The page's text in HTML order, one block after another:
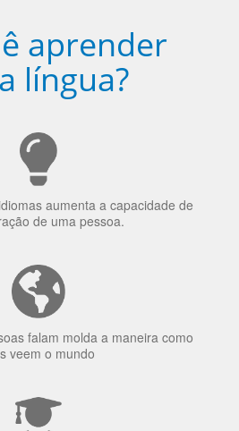
aprender
língua?
aumenta a capacidade de
de uma pessoa.
falam molda a maneira como
veem o mundo